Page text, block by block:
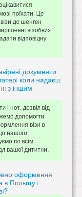
поїхати. Це
до шенген
візобвих
відповідну
документи
коли надаєш
з іншим
і нот. дозвіл від
допомогти
візи в
нашого
по всім
вашої дититни.
оформення
в Польщу і